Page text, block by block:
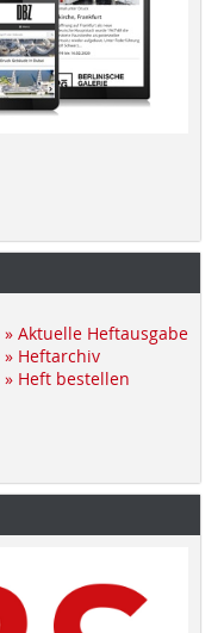
» Aktuelle Heftausgabe
» Heftarchiv
» Heft bestellen